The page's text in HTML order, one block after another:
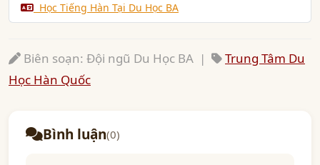
Học Tiếng Hàn Tại Du Học BA
Biên soạn: Đội ngũ Du Học BA |
Trung Tâm Du
Học Hàn Quốc
Bình luận(0)